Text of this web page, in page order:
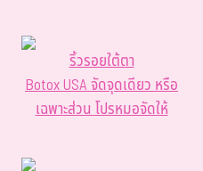
ริ้วรอยใต้ตา
Botox USA จัดจุดเดียว หรือ
เฉพาะส่วน โปรหมอจัดให้